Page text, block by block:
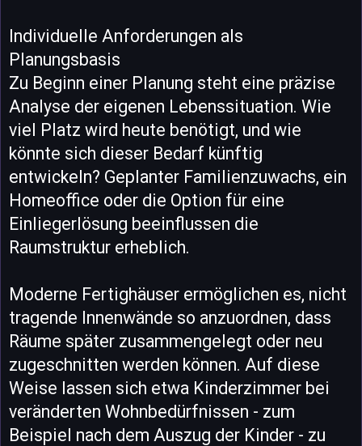
Individuelle Anforderungen als
Planungsbasis
Zu Beginn einer Planung steht eine präzise
Analyse der eigenen Lebenssituation. Wie
viel Platz wird heute benötigt, und wie
könnte sich dieser Bedarf künftig
entwickeln? Geplanter Familienzuwachs, ein
Homeoffice oder die Option für eine
Einliegerlösung beeinflussen die
Raumstruktur erheblich.
Moderne Fertighäuser ermöglichen es, nicht
tragende Innenwände so anzuordnen, dass
Räume später zusammengelegt oder neu
zugeschnitten werden können. Auf diese
Weise lassen sich etwa Kinderzimmer bei
veränderten Wohnbedürfnissen - zum
Beispiel nach dem Auszug der Kinder - zu